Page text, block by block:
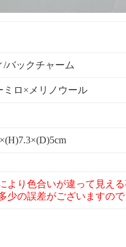
バックチャーム
ミロ×メリノウール
より色合いが違って見え
の誤差がございますので